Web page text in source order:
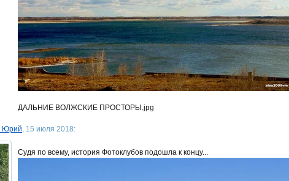
ДАЛЬНИЕ ВОЛЖСКИЕ ПРОСТОРЫ.jpg
Юрий, 15 июля 2018:
Судя по всему, история Фотоклубов подошла к концу...